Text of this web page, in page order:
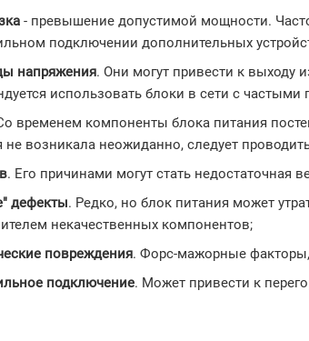
- превышение допустимой мощности.
подключении дополнительных
напряжения. Они могут привести к выходу
использовать блоки в сети с
временем компоненты блока питания
не возникала неожиданно, следует
. Его причинами могут стать недостаточная
дефекты. Редко, но блок питания может
некачественных компонентов;
повреждения. Форс-мажорные
подключение. Может привести к